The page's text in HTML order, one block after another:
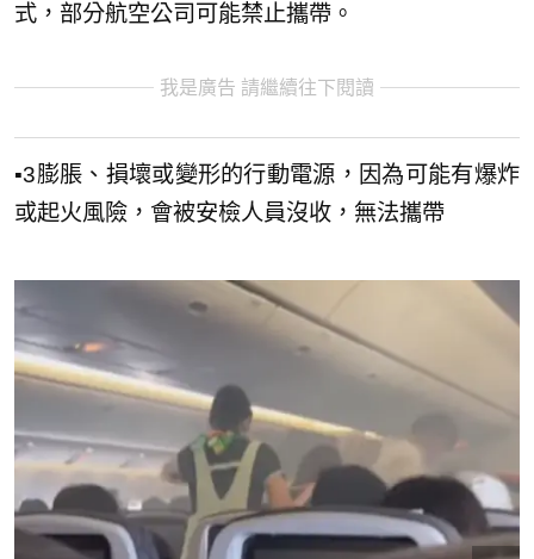
式，部分航空公司可能禁止攜帶。
我是廣告 請繼續往下閱讀
▪︎3膨脹、損壞或變形的行動電源，因為可能有爆炸
或起火風險，會被安檢人員沒收，無法攜帶